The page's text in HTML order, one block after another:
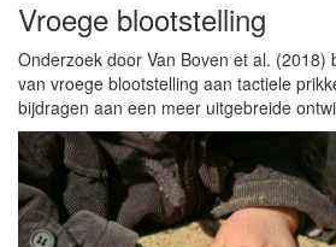
Vroege blootstelling
Onderzoek door Van Boven et al. (2018)
van vroege blootstelling aan tactiele
bijdragen aan een meer uitgebreide